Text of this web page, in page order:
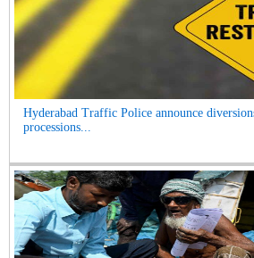
Hyderabad Traffic Police announce
processions...